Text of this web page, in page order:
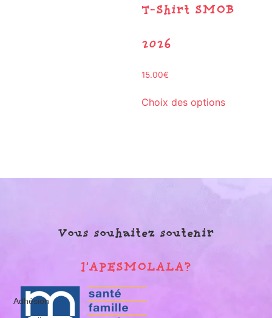
T-Shirt SMOB
2026
15.00€
Choix des options
Vous souhaitez soutenir
l'APESMOLALA?
Adhésion